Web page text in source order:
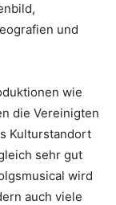
und
wie
die Vereinigten
Kulturstandort
sehr gut
wird
auch viele